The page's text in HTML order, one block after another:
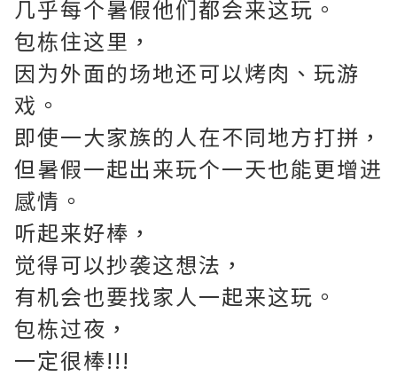
几乎每个暑假他们都会来这玩。
包栋住这里，
因为外面的场地还可以烤肉、玩游
戏。
即使一大家族的人在不同地方打拼，
但暑假一起出来玩个一天也能更增进
感情。
听起来好棒，
觉得可以抄袭这想法，
有机会也要找家人一起来这玩。
包栋过夜，
一定很棒!!!